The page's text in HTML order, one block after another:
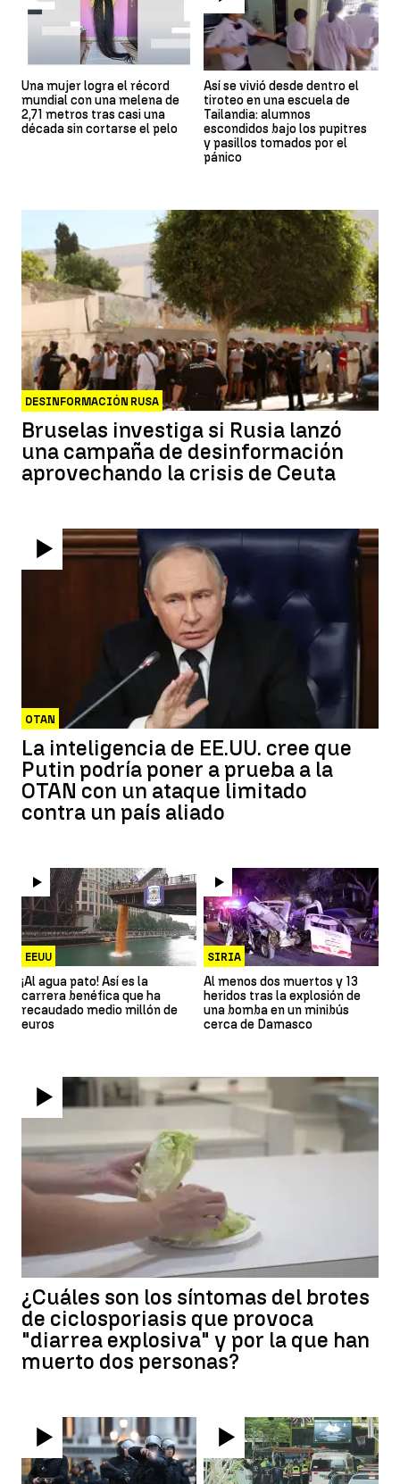
Una mujer logra el récord
mundial con una melena de
2,71 metros tras casi una
década sin cortarse el pelo
Así se vivió desde dentro el
tiroteo en una escuela de
Tailandia: alumnos
escondidos bajo los pupitres
y pasillos tomados por el
pánico
DESINFORMACIÓN RUSA
Bruselas investiga si Rusia lanzó
una campaña de desinformación
aprovechando la crisis de Ceuta
OTAN
La inteligencia de EE.UU. cree que
Putin podría poner a prueba a la
OTAN con un ataque limitado
contra un país aliado
EEUU
¡Al agua pato! Así es la
carrera benéfica que ha
recaudado medio millón de
euros
SIRIA
Al menos dos muertos y 13
heridos tras la explosión de
una bomba en un minibús
cerca de Damasco
¿Cuáles son los síntomas del brotes
de ciclosporiasis que provoca
"diarrea explosiva" y por la que han
muerto dos personas?